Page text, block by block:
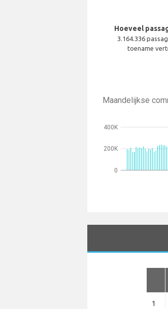
Hoeveel
3.164.336
toename
Maandelijkse
0
200K
400K
1